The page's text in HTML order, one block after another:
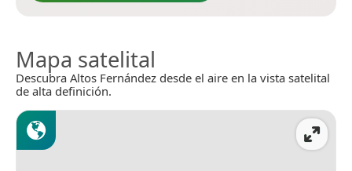
Mapa satelital
Descubra Altos Fernández desde el aire en la vista satelital
de alta definición.